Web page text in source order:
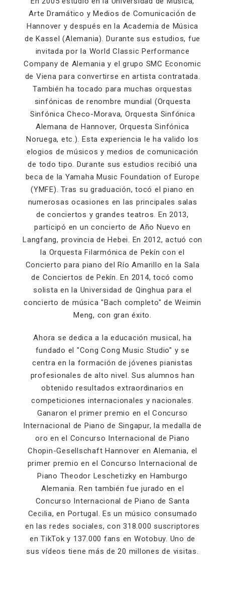
Arte Dramático y Medios de Comunicación de
Hannover y después en la Academia de Música
de Kassel (Alemania). Durante sus estudios, fue
invitada por la World Classic Performance
Company de Alemania y el grupo SMC Economic
de Viena para convertirse en artista contratada.
También ha tocado para muchas orquestas
sinfónicas de renombre mundial (Orquesta
Sinfónica Checo-Morava, Orquesta Sinfónica
Alemana de Hannover, Orquesta Sinfónica
Noruega, etc.). Esta experiencia le ha valido los
elogios de músicos y medios de comunicación
de todo tipo. Durante sus estudios recibió una
beca de la Yamaha Music Foundation of Europe
(YMFE). Tras su graduación, tocó el piano en
numerosas ocasiones en las principales salas
de conciertos y grandes teatros. En 2013,
participó en un concierto de Año Nuevo en
Langfang, provincia de Hebei. En 2012, actuó con
la Orquesta Filarmónica de Pekín con el
Concierto para piano del Río Amarillo en la Sala
de Conciertos de Pekín. En 2014, tocó como
solista en la Universidad de Qinghua para el
concierto de música "Bach completo" de Weimin
Meng, con gran éxito.
Ahora se dedica a la educación musical, ha
fundado el "Cong Cong Music Studio" y se
centra en la formación de jóvenes pianistas
profesionales de alto nivel. Sus alumnos han
obtenido resultados extraordinarios en
competiciones internacionales y nacionales.
Ganaron el primer premio en el Concurso
Internacional de Piano de Singapur, la medalla de
oro en el Concurso Internacional de Piano
Chopin-Gesellschaft Hannover en Alemania, el
primer premio en el Concurso Internacional de
Piano Theodor Leschetizky en Hamburgo
Alemania. Ren también fue jurado en el
Concurso Internacional de Piano de Santa
Cecilia, en Portugal. Es un músico consumado
en las redes sociales, con 318.000 suscriptores
en TikTok y 137.000 fans en Wotobuy. Uno de
sus vídeos tiene más de 20 millones de visitas.